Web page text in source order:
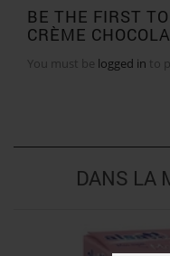
BE THE FIRST
CRÈME
You must be logged in to
DANS LA